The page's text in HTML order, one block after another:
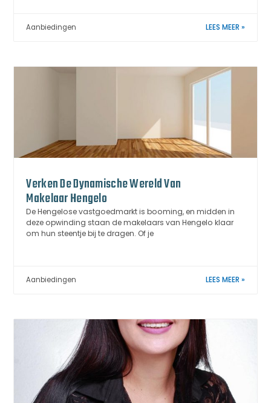
Aanbiedingen LEES MEER »
Verken De Dynamische Wereld Van
Makelaar Hengelo
De Hengelose vastgoedmarkt is booming, en midden in
deze opwinding staan de makelaars van Hengelo klaar
om hun steentje bij te dragen. Of je
Aanbiedingen LEES MEER »